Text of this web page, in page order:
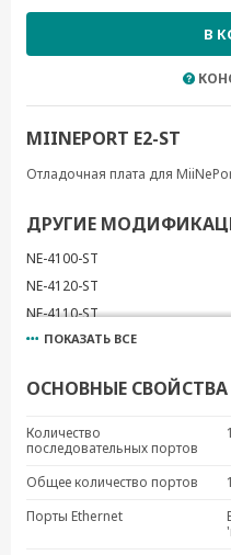
В
MIINEPORT E2-ST
Отладочная плата для
ДРУГИЕ
NE-4100-ST
NE-4120-ST
NE-4110-ST
MiiNePort E1-ST (w/o Module)
MiiNePort E1-ST
MiiNePort E3-H-ST
MiiNePort E3-ST
ПОКАЗАТЬ ВСЕ
ОСНОВНЫЕ СВОЙСТВА
Количество
последовательных портов
1
Общее количество портов
1
Порты Ethernet